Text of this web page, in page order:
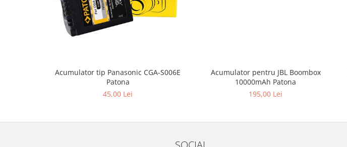
Acumulator tip Panasonic CGA-S006E
Patona
45,00 Lei
Acumulator pentru JBL Boombox
10000mAh Patona
195,00 Lei